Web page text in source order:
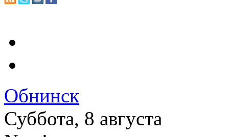
Обнинск
Суббота, 8 августа